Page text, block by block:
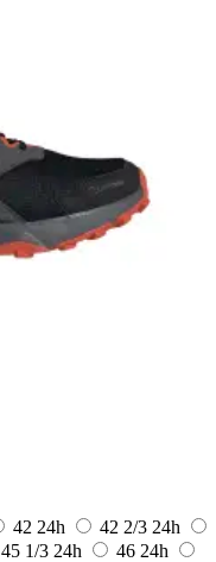
42 24h 42 2/3 24h
45 1/3 24h 46 24h